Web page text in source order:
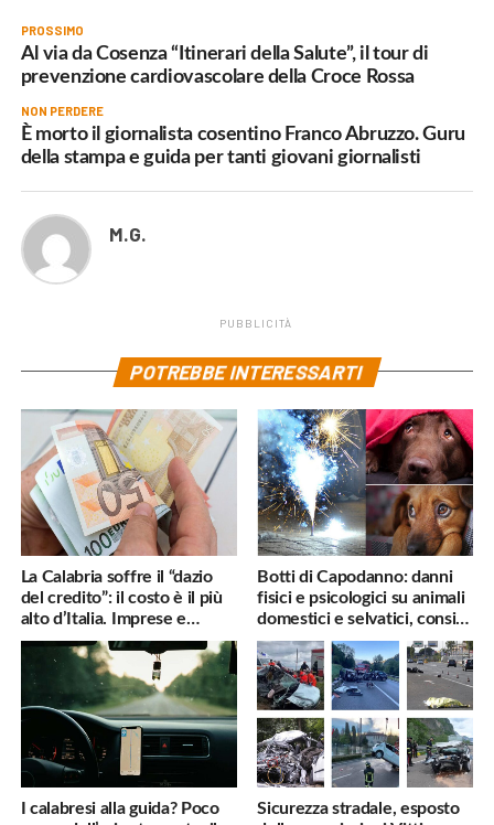
PROSSIMO
Al via da Cosenza “Itinerari della Salute”, il tour di
prevenzione cardiovascolare della Croce Rossa
NON PERDERE
È morto il giornalista cosentino Franco Abruzzo. Guru
della stampa e guida per tanti giovani giornalisti
M.G.
PUBBLICITÀ
POTREBBE INTERESSARTI
La Calabria soffre il “dazio
del credito”: il costo è il più
alto d’Italia. Imprese e
famiglie penalizzate
Botti di Capodanno: danni
fisici e psicologici su animali
domestici e selvatici, consigli
utili
I calabresi alla guida? Poco
Sicurezza stradale, esposto